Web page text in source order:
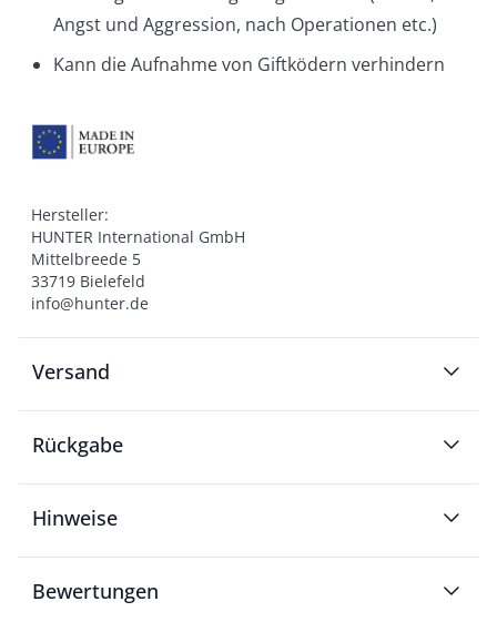
Angst und Aggression, nach Operationen etc.)
Kann die Aufnahme von Giftködern verhindern
Hersteller:
HUNTER International GmbH
Mittelbreede 5
33719 Bielefeld
info@hunter.de
Versand
Rückgabe
Hinweise
Bewertungen